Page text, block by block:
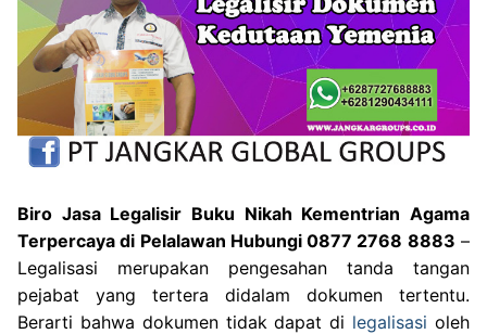
Biro Jasa Legalisir Buku Nikah Kementrian Agama
Terpercaya di Pelalawan Hubungi 0877 2768 8883 –
Legalisasi merupakan pengesahan tanda tangan
pejabat yang tertera didalam dokumen tertentu.
Berarti bahwa dokumen tidak dapat di legalisasi oleh